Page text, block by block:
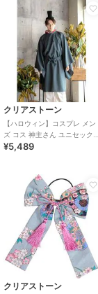
クリアストーン
【ハロウィン】コスプレ メン
ズ コス 神主さん ユニセックス
ブルー
¥5,489
クリアストーン